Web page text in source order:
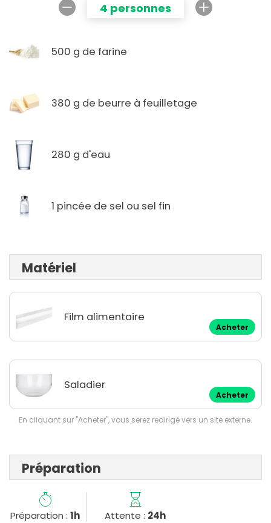
4 personnes
500 g de farine
380 g de beurre à feuilletage
280 g d'eau
1 pincée de sel ou sel fin
Matériel
Film alimentaire
Acheter
Saladier
Acheter
En cliquant sur "Acheter", vous serez redirigé vers un site externe.
Préparation
Préparation :1h Attente : 24h